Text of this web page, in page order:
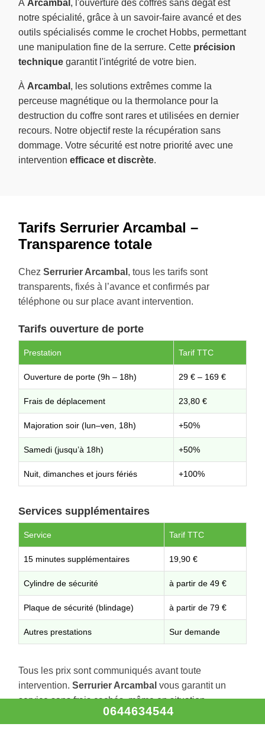
À Arcambal , l'ouverture des coffres sans dégât est
notre spécialité, grâce à un savoir-faire avancé et des
outils spécialisés comme le crochet Hobbs, permettant
une manipulation fine de la serrure. Cette précision
technique garantit l'intégrité de votre bien.
À Arcambal , les solutions extrêmes comme la
perceuse magnétique ou la thermolance pour la
destruction du coffre sont rares et utilisées en dernier
recours. Notre objectif reste la récupération sans
dommage. Votre sécurité est notre priorité avec une
intervention efficace et discrète.
Tarifs Serrurier Arcambal –
Transparence totale
Chez Serrurier Arcambal , tous les tarifs sont
transparents, fixés à l’avance et confirmés par
téléphone ou sur place avant intervention.
Tarifs ouverture de porte
Prestation Tarif TTC
Ouverture de porte (9h – 18h) 29 € – 169 €
Frais de déplacement 23,80 €
Majoration soir (lun–ven, 18h) +50%
Samedi (jusqu’à 18h) +50%
Nuit, dimanches et jours fériés +100%
Services supplémentaires
Service Tarif TTC
15 minutes supplémentaires 19,90 €
Cylindre de sécurité à partir de 49 €
Plaque de sécurité (blindage) à partir de 79 €
Autres prestations Sur demande
Tous les prix sont communiqués avant toute
intervention. Serrurier Arcambal vous garantit un
service sans frais cachés, même en situation
0644634544